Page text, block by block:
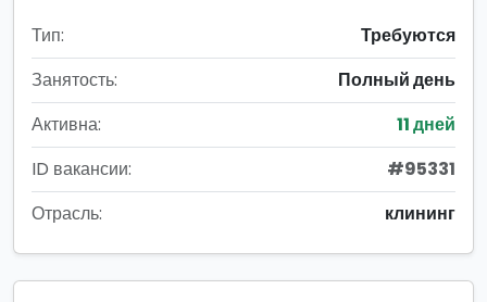
Тип:
Требуются
Занятость:
Полный день
Активна:
11 дней
ID вакансии:
#95331
Отрасль:
клининг